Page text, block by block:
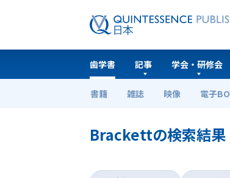
歯学書
書籍 雑誌 映像 電子
記事 学会・研修会
ホーム 歯学書
Brackettの検索結果